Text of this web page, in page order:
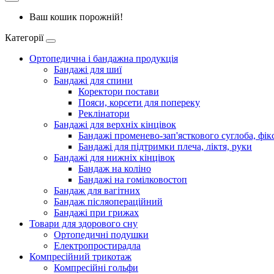
Ваш кошик порожній!
Категорії
Ортопедична і бандажна продукція
Бандажі для шиї
Бандажі для спини
Коректори постави
Пояси, корсети для попереку
Реклінатори
Бандажі для верхніх кінцівок
Бандажі променево-зап'ясткового суглоба,
Бандажі для підтримки плеча, ліктя, руки
Бандажі для нижніх кінцівок
Бандаж на коліно
Бандажі на гомілковостоп
Бандаж для вагітних
Бандаж післяопераційний
Бандажі при грижах
Товари для здорового сну
Ортопедичні подушки
Електропростирадла
Компресійний трикотаж
Компресійні гольфи